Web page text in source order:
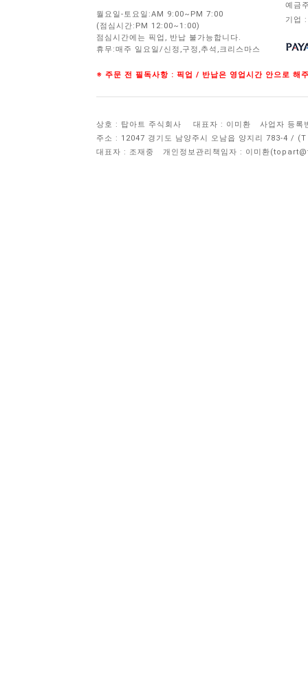
월요일-토요일:AM 9:00~PM 7:00
(점심시간:PM 12:00~1:00)
점심시간에는 픽업, 반납 불가능합니다.
휴무:매주 일요일/신정,구정,추석,크리스마스
예금
기업
※ 주문 전 필독사항 : 픽업 / 반납은 영업시간 안으로 해
상호 : 탑아트 주식회사 대표자 : 이미환
사업자 등록
주소 : 12047 경기도 남양주시 오남읍 양지리 783-4 /
대표자 : 조재중
개인정보관리책임자 : 이미환